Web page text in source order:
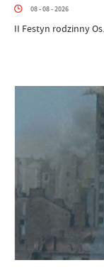
08 - 08 - 2026
II Festyn rodzinny